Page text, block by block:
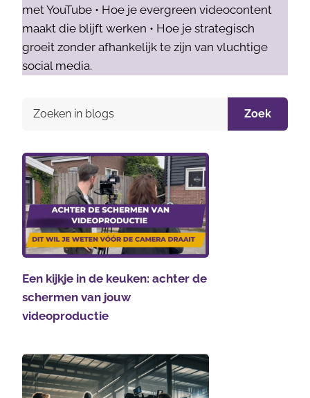
met YouTube • Hoe je evergreen videocontent
maakt die blijft werken • Hoe je strategisch
groeit zonder afhankelijk te zijn van vluchtige
social media.
Zoek
Een kijkje in de keuken: achter de
schermen van jouw
videoproductie